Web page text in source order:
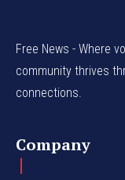
Free News - Where
community thrives
connections.
Company